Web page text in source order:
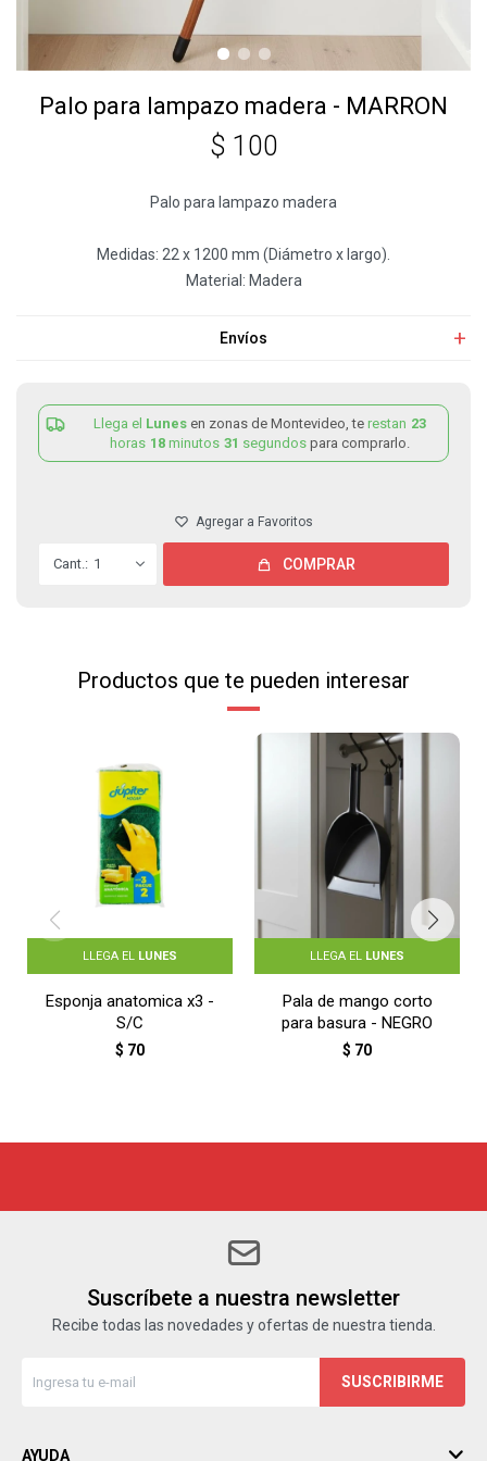
Palo para lampazo madera - MARRON
$ 100
Palo para lampazo madera
Medidas: 22 x 1200 mm (Diámetro x largo).
Material: Madera
Envíos
Llega el Lunes en zonas de Montevideo, te restan 23
horas 18 minutos 31 segundos para comprarlo.
1 COMPRAR
Productos que te pueden interesar
LLEGA EL LUNES
Esponja anatomica x3 -
S/C
$ 70
LLEGA EL LUNES
Pala de mango corto
para basura - NEGRO
$ 70
Suscríbete a nuestra newsletter
Recibe todas las novedades y ofertas de nuestra tienda.
SUSCRIBIRME
AYUDA